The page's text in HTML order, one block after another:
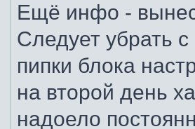
Ещё инфо -
Следует убрать
пипки блока
на второй день
надоело